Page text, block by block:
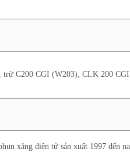
trừ C200 CGI (W203), CLK 200
xăng điện tử sản xuất 1997 đến